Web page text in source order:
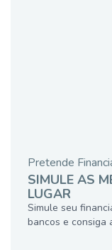
Pretende
SIMULE AS
LUGAR
Simule seu
bancos e consiga